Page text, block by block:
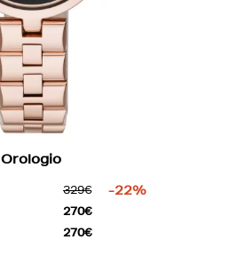
Orologio
329€ -22%
270€
270€